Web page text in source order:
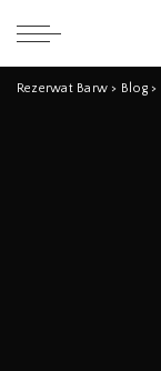
Rezerwat Barw > Blog>